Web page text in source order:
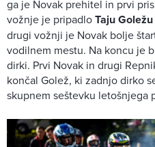
ga je Novak prehitel in prvi
vožnje je pripadloTaju Goležu
drugi vožnji je Novak bolje
vodilnem mestu. Na koncu je
dirki. Prvi Novak in drugi
končal Golež, ki zadnjo dirko
skupnem seštevku letošnjega